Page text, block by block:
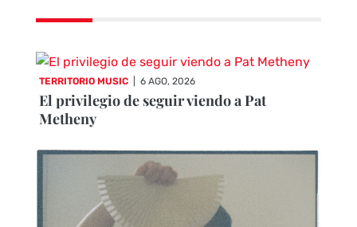
TERRITORIO MUSIC 6 AGO, 2026
El privilegio de seguir viendo a Pat
Metheny